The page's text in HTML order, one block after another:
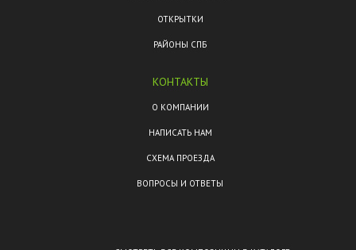
ОТКРЫТКИ
РАЙОНЫ СПБ
КОНТАКТЫ
О КОМПАНИИ
НАПИСАТЬ НАМ
СХЕМА ПРОЕЗДА
ВОПРОСЫ И ОТВЕТЫ